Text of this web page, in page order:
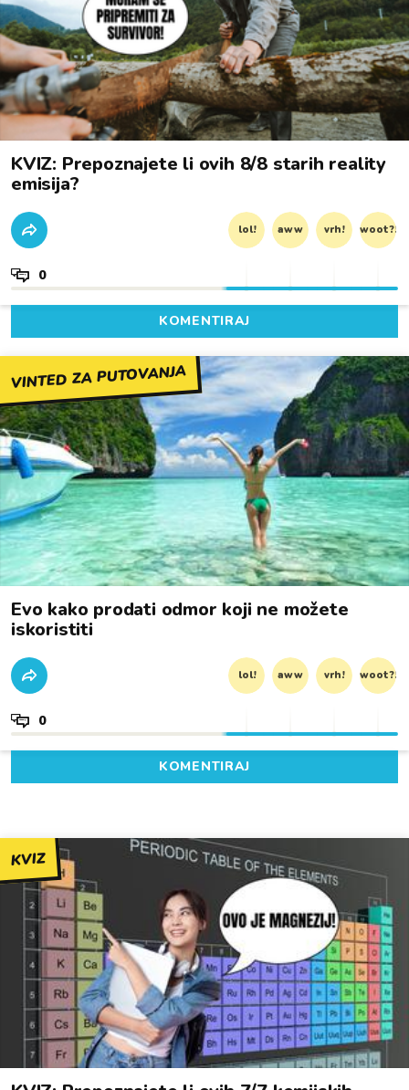
KVIZ: Prepoznajete li ovih 8/8 starih reality
emisija?
lol! aww vrh! woot?!
0
KOMENTIRAJ
VINTED ZA PUTOVANJA
Evo kako prodati odmor koji ne možete
iskoristiti
lol! aww vrh! woot?!
0
KOMENTIRAJ
KVIZ